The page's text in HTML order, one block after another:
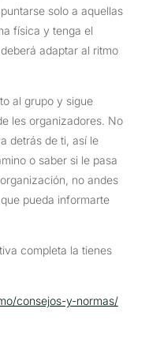
solo a aquellas
física y tenga el
adaptar al ritmo
al grupo y sigue
les organizadores. No
detrás de ti, así le
o saber si le pasa
no andes
pueda informarte
completa la tienes
consejos-y-normas/